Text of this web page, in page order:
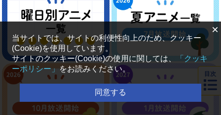
目次
×
当サイトでは、サイトの利便性向上のため、クッキー
(Cookie)を使用しています。
サイトのクッキー(Cookie)の使用に関しては、
「クッキ
ーポリシー」をお読みください。
同意する